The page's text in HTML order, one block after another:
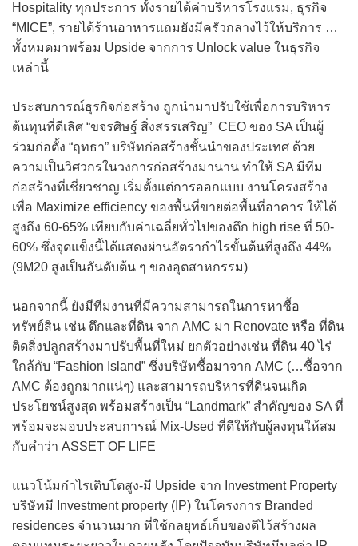
Hospitality ทุกประการ ทั้งรายได้ค่าบริหารโรงแรม, ธุรกิจ
“MICE”, รายได้ร้านอาหารแถมยังมีครัวกลางไว้ให้บริการ …
ทั้งหมดมาพร้อม Upside จากการ Unlock value ในธุรกิจ
เหล่านี้
ประสบการณ์ธุรกิจก่อสร้าง ถูกนำมาปรับใช้เพื่อการบริหาร
ต้นทุนที่ดีเลิศ “ขจรศิษฐ์ สิ่งสรรเสริญ” CEO ของ SA เป็นผู้
ร่วมก่อตั้ง “ฤทธา” บริษัทก่อสร้างชั้นนำของประเทศ ด้วย
ความเป็นวิศวกรในวงการก่อสร้างมานาน ทำให้ SA มีทีม
ก่อสร้างที่เชี่ยวชาญ เริ่มตั้งแต่การออกแบบ งานโครงสร้าง
เพื่อ Maximize efficiency ของพื้นที่ขายต่อพื้นที่อาคาร ให้ได้
สูงถึง 60-65% เทียบกับค่าเฉลี่ยทั่วไปของตึก high rise ที่ 50-
60% ซึ่งจุดแข็งนี้ได้แสดงผ่านอัตรากำไรขั้นต้นที่สูงถึง 44%
(9M20 สูงเป็นอันดับต้น ๆ ของอุตสาหกรรม)
นอกจากนี้ ยังมีทีมงานที่มีความสามารถในการหาซื้อ
ทรัพย์สิน เช่น ตึกและที่ดิน จาก AMC มา Renovate หรือ ที่ดิน
ติดสิ่งปลูกสร้างมาปรับพื้นที่ใหม่ ยกตัวอย่างเช่น ที่ดิน 40 ไร่
ใกล้กับ “Fashion Island” ซึ่งบริษัทซื้อมาจาก AMC (…ซื้อจาก
AMC ต้องถูกมากแน่ๆ) และสามารถบริหารที่ดินจนเกิด
ประโยชน์สูงสุด พร้อมสร้างเป็น “Landmark” สำคัญของ SA ที่
พร้อมจะมอบประสบการณ์ Mix-Used ที่ดีให้กับผู้ลงทุนให้สม
กับคำว่า ASSET OF LIFE
แนวโน้มกำไรเติบโตสูง-มี Upside จาก Investment Property
บริษัทมี Investment property (IP) ในโครงการ Branded
residences จำนวนมาก ที่ใช้กลยุทธ์เก็บของดีไว้สร้างผล